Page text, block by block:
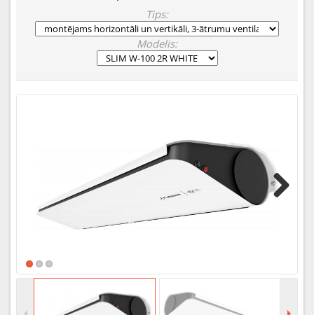
Tips:
Modelis: